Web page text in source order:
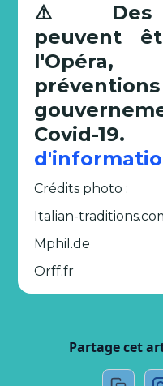
⚠️ Des
peuvent
Crédits photo :
Italian-
Mphil.de
Orff.fr
Partage cet